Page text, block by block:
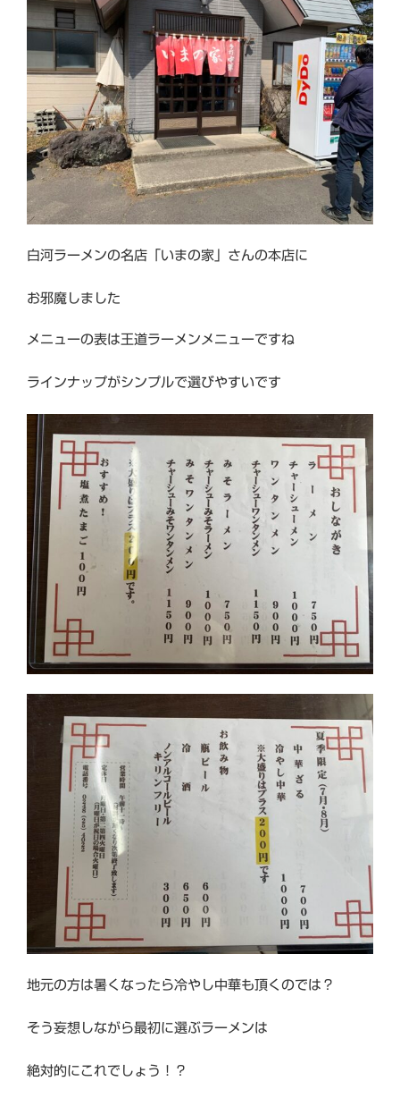
白河ラーメンの名店「いまの家」さんの本店に
お邪魔しました
メニューの表は王道ラーメンメニューですね
ラインナップがシンプルで選びやすいです
地元の方は暑くなったら冷やし中華も頂くのでは？
そう妄想しながら最初に選ぶラーメンは
絶対的にこれでしょう！？